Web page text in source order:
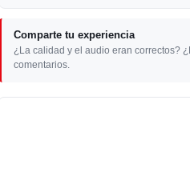
Comparte tu experiencia
¿La calidad y el audio eran correctos?
comentarios.